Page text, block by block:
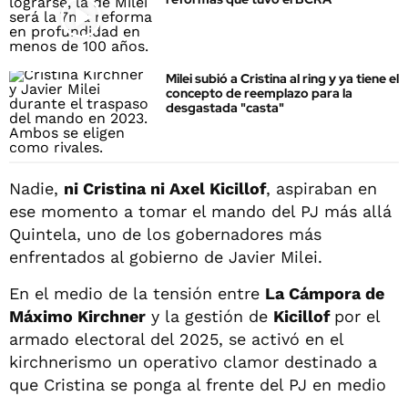
Milei subió a Cristina al ring y ya tiene el
concepto de reemplazo para la
desgastada "casta"
Nadie, ni Cristina ni Axel Kicillof, aspiraban en
ese momento a tomar el mando del PJ más allá
Quintela, uno de los gobernadores más
enfrentados al gobierno de Javier Milei.
En el medio de la tensión entre La Cámpora de
Máximo Kirchner y la gestión de Kicillof por el
armado electoral del 2025, se activó en el
kirchnerismo un operativo clamor destinado a
que Cristina se ponga al frente del PJ en medio